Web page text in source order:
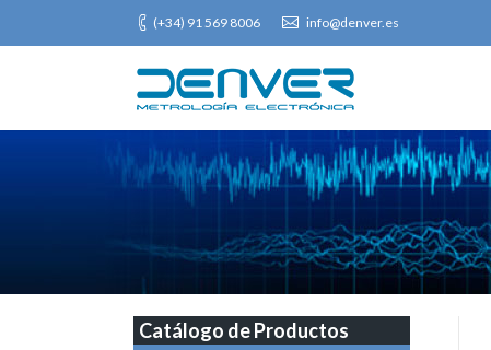
(+34) 91 569 8006 info@denver.es
Catálogo de Productos